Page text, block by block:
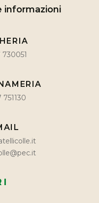
informazioni
751130